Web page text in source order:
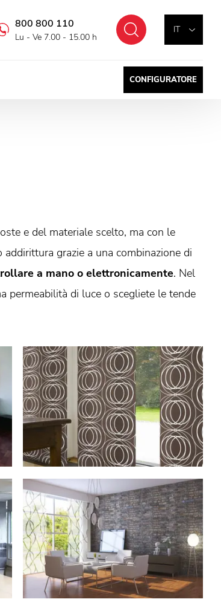
ITCercare
800 800 110
Lu - Ve 7.00 - 15.00 h
CONFIGURATORE
e del materiale scelto, ma con le
grazie a una combinazione di
a mano o elettronicamente. Nel
permeabilità di luce o scegliete le tende